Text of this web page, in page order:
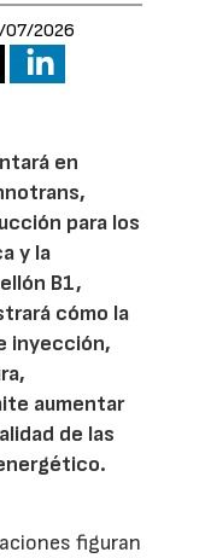
07/2026
en
para los
y la
B1,
cómo la
inyección,
aumentar
de las
figuran